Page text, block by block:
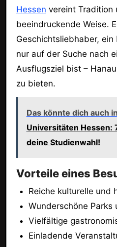
Hessen vereint Tradition
beeindruckende Weise.
Geschichtsliebhaber,
nur auf der Suche nach
Ausflugsziel bist –
zu bieten.
Das könnte dich auch
Universitäten Hessen:
deine Studienwahl!
Vorteile eines
Reiche kulturelle und
Wunderschöne Parks
Vielfältige
Einladende